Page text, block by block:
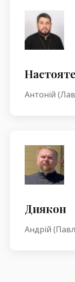
Антоній
Диякон
Андрій